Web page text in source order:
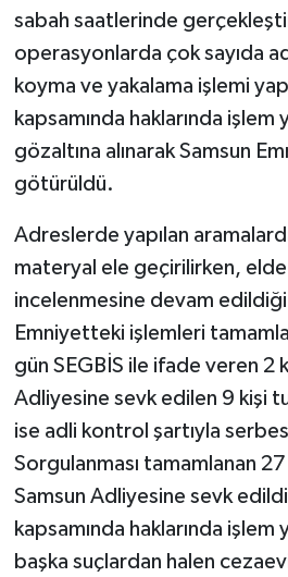
sabah saatlerinde
operasyonlarda çok sayıda
koyma ve yakalama işlemi
kapsamında haklarında işlem
gözaltına alınarak Samsun
götürüldü.
Adreslerde yapılan
materyal ele geçirilirken,
incelenmesine devam
Emniyetteki işlemleri
gün SEGBİS ile ifade veren 2
Adliyesine sevk edilen 9 kişi
ise adli kontrol şartıyla serbest
Sorgulanması tamamlanan
Samsun Adliyesine sevk
kapsamında haklarında işlem
başka suçlardan halen